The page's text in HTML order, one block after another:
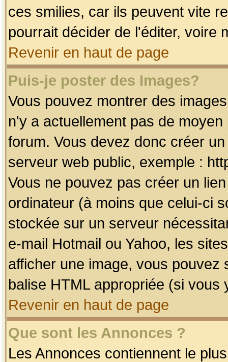
ces smilies, car ils peuvent vite
pourrait décider de l'éditer, voire
Revenir en haut de page
Puis-je poster des Images?
Vous pouvez montrer des
n'y a actuellement pas de
forum. Vous devez donc créer
serveur web public, exemple :
Vous ne pouvez pas créer un
ordinateur (à moins que celui-ci
stockée sur un serveur
e-mail Hotmail ou Yahoo, les
afficher une image, vous pouvez
balise HTML appropriée (si vous
Revenir en haut de page
Que sont les Annonces ?
Les Annonces contiennent le